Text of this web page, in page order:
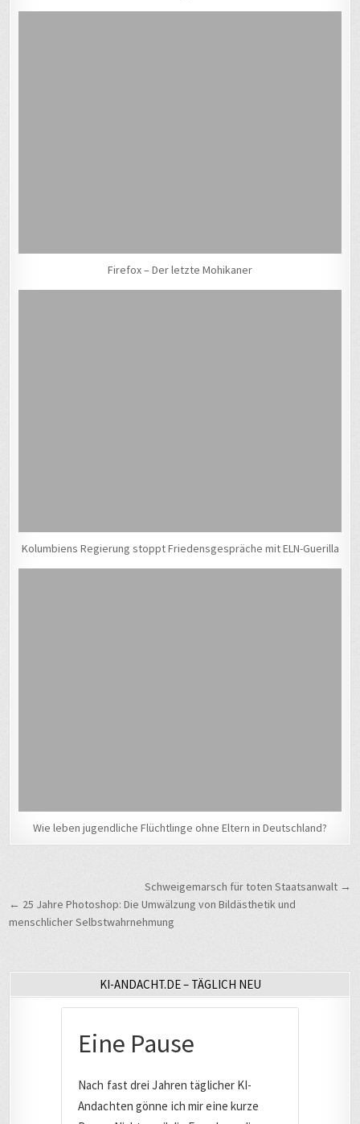
Firefox – Der letzte Mohikaner
Kolumbiens Regierung stoppt Friedensgespräche mit ELN-Guerilla
Wie leben jugendliche Flüchtlinge ohne Eltern in Deutschland?
BeitragsnavigationSchweigemarsch für toten Staatsanwalt →
← 25 Jahre Photoshop: Die Umwälzung von Bildästhetik und
menschlicher Selbstwahrnehmung
KI-ANDACHT.DE – TÄGLICH NEU